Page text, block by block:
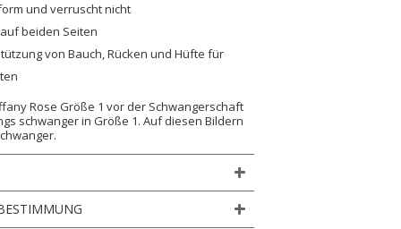
und verruscht nicht
beiden Seiten
von Bauch, Rücken und Hüfte für
Rose Größe 1 vor der Schwangerschaft
schwanger in Größe 1. Auf diesen Bildern